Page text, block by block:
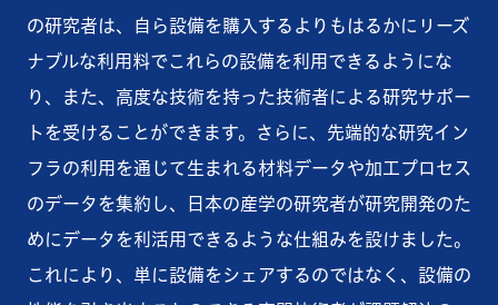
の研究者は、自ら設備を購入するよりもはるかにリーズ
ナブルな利用料でこれらの設備を利用できるようにな
り、また、高度な技術を持った技術者による研究サポー
トを受けることができます。さらに、先端的な研究イン
フラの利用を通じて生まれる材料データや加工プロセス
のデータを集約し、日本の産学の研究者が研究開発のた
めにデータを利活用できるような仕組みを設けました。
これにより、単に設備をシェアするのではなく、設備の